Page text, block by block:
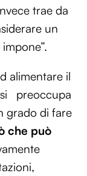
trae da
un
alimentare il
si preoccupa
grado di fare
che può